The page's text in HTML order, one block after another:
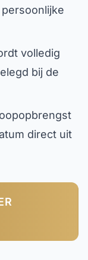
volledig
bij de
direct uit